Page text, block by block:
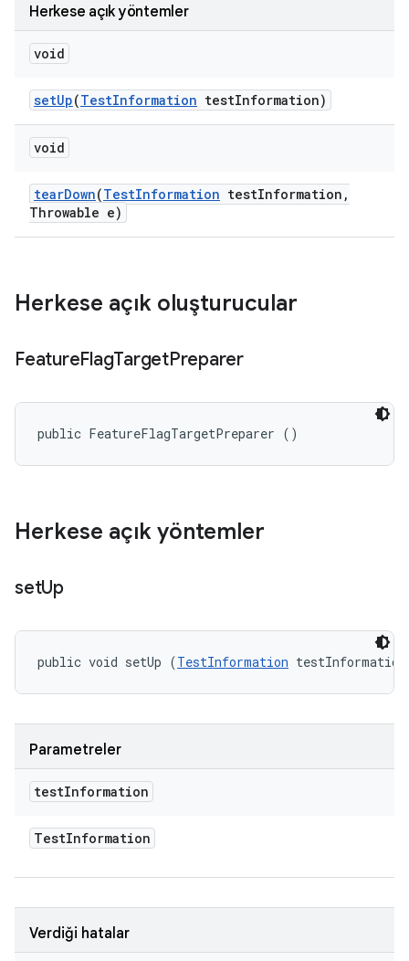
Herkese açık yöntemler
void
setUp(TestInformation testInformation)
void
tearDown(TestInformation testInformation ,
Throwable e)
Herkese açık oluşturucular
FeatureFlagTargetPreparer
public FeatureFlagTargetPreparer ()
Herkese açık yöntemler
setUp
public void setUp (TestInformation
Parametreler
testInformation
TestInformation
Verdiği hatalar